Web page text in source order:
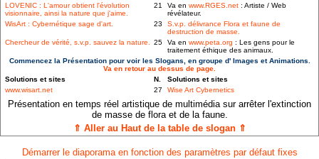
LOVENIC : L'amour obtient l'évolution
visionnaire, ainsi la nature que j'aime.
21 Va en www.RGES.net : Artiste / Web
révélateur.
WisArt : Cybernétique sage d'art.
23
S.v.p. délivrance Flora et faune de
destruction de masse.
Chercheur de vérité, s.v.p. sauvez la nature. 25 Va en www.peta.org : Les gens pour le
traitement éthique des animaux.
Commencez la Présentation pour voir les Slogans, en groupe d' Images et Animations.
Va en retour au dessus de page.
Solutions et sites
N.
Solutions et sites
www.wisart.net
27 Wise Art Cybernetics
Présentation en temps réel artistique de multimédia sur arrêter l'extinction
de masse de flora et de la faune.
⇑ Aller au Haut de la table de slogan ⇑
Démarrer le diaporama en fonction des paramètres par défaut fixes